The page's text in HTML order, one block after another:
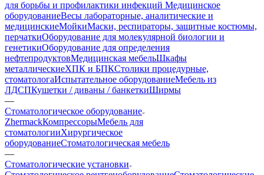
для борьбы и профилактики инфекций Медицинское
оборудованиеВесы лабораторные, аналитические и
медицинскиеМойкиМаски, респираторы, защитные костюмы,
перчаткиОборудование для молекулярной биологии и
генетикиОборудование для определения
нефтепродуктовМедицинская мебельШкафы
металлическиеХПК и БПКСтолики процедурные,
стоматологаИспытательное оборудованиеМебель из
ЛДСПКушетки / диваны / банкеткиШирмы
—
Стоматологическое оборудование
ZhermackКомпрессорыМебель для
стоматологииХирургическое
оборудованиеСтоматологическая мебель
—
Стоматологические установки